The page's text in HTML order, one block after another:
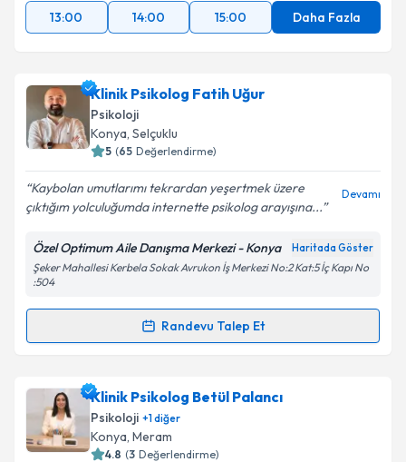
13:00
14:00 15:00 Daha Fazla
Klinik Psikolog Fatih Uğur
Psikoloji
Konya, Selçuklu
5 (65 Değerlendirme)
Kaybolan umutlarımı tekrardan yeşertmek üzere
çıktığım yolculuğumda internette psikolog arayışına...
Devamı
Özel Optimum Aile Danışma Merkezi - Konya Haritada Göster
Şeker Mahallesi Kerbela Sokak Avrukon İş Merkezi No:2 Kat:5 İç Kapı No
:504
Randevu Talep Et
Randevu Takvimi Talebi
Klinik Psikolog Fatih Uğuriçin randevu takvimi
talebi oluşturun. Size bu uzmandan randevu almanız
için bir takvim hazırlandığında e-posta ile
bilgilendireceğiz.
Klinik Psikolog Betül Palancı
Psikoloji +1diğer
Konya, Meram
4.8 (3 Değerlendirme)